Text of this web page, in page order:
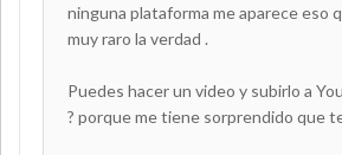
ninguna plataforma me aparece eso
muy raro la verdad .
Puedes hacer un video y subirlo a
? porque me tiene sorprendido que